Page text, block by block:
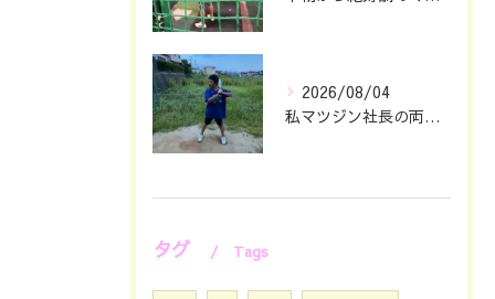
2026/08/04
私マツジン社長の両親が色々あって🖐️息子仁は自主練していたと...
タグ Tags